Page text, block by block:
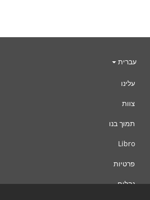
עברית
עלינו
צוות
תמוך בנו
Libro
פרטיות
נהלים